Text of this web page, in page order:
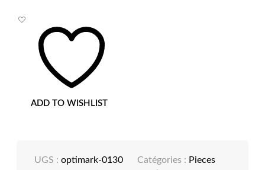
ADD TO WISHLIST
UGS :optimark-0130 Catégories : Pieces